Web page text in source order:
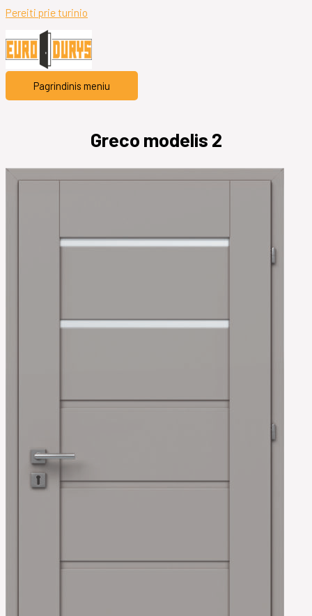
Pereiti prie turinio
Pagrindinis meniu
Greco modelis 2